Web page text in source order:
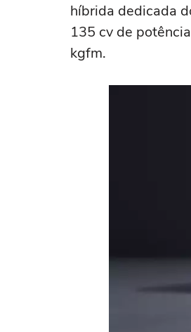
híbrida dedicada
135 cv de
kgfm.